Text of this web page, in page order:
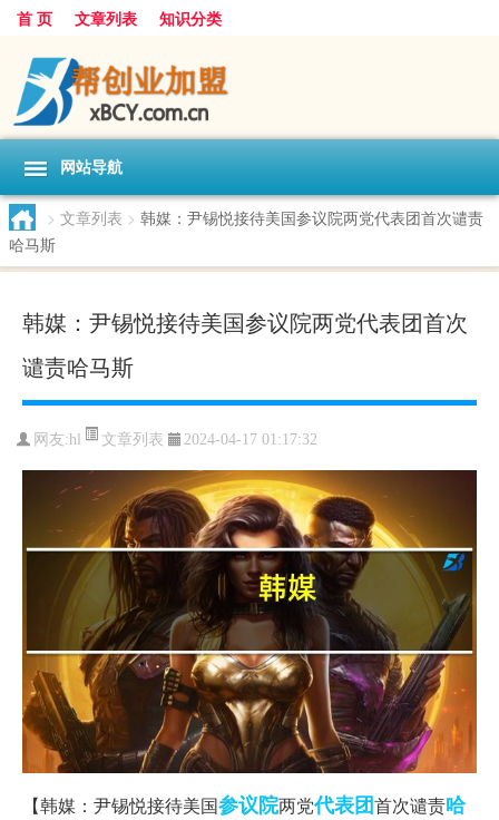
首 页 文章列表 知识分类
网站导航
> 文章列表 > 韩媒：尹锡悦接待美国参议院两党代表团首次谴责
哈马斯
韩媒：尹锡悦接待美国参议院两党代表团首次
谴责哈马斯
网友:hl 文章列表 2024-04-17 01:17:32
【韩媒：尹锡悦接待美国参议院两党代表团首次谴责哈